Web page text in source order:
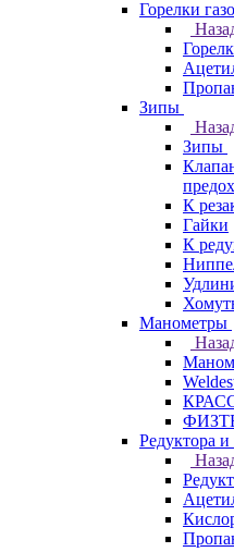
Горелки
Зипы
Зипы
К
Гайки
К
Манометры
Редуктора и